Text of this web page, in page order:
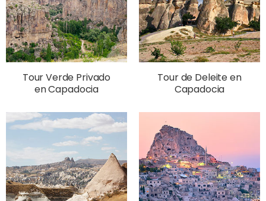
Tour Verde Privado
en Capadocia
Tour de Deleite en
Capadocia